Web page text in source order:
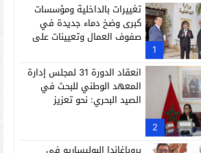
وصناع الكلمة الحسانية والطرب
1
تغييرات بالداخلية ومؤسسات
كبرى وضخ دماء جديدة في
صفوف العمال وتعيينات على
2
انعقاد الدورة 31 لمجلس إدارة
المعهد الوطني للبحث في
الصيد البحري: نحو تعزيز